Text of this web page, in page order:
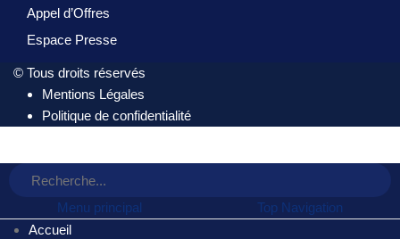
Appel d’Offres
Espace Presse
© Tous droits réservés
Mentions Légales
Politique de confidentialité
Menu principal
Top Navigation
Accueil